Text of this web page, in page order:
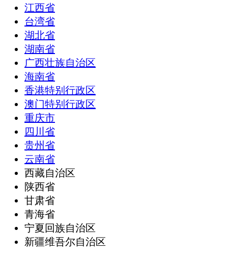
江西省
台湾省
湖北省
湖南省
广西壮族自治区
海南省
香港特别行政区
澳门特别行政区
重庆市
四川省
贵州省
云南省
西藏自治区
陕西省
甘肃省
青海省
宁夏回族自治区
新疆维吾尔自治区